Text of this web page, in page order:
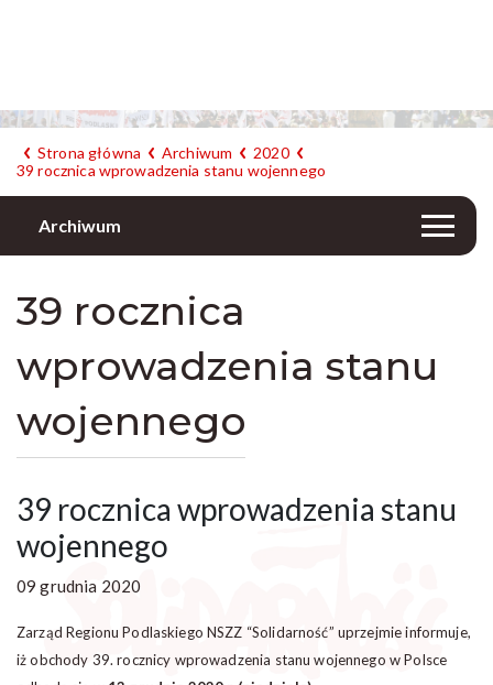
Strona główna Archiwum
2020
39 rocznica wprowadzenia stanu wojennego
Archiwum
39 rocznica
wprowadzenia stanu
wojennego
39 rocznica wprowadzenia stanu
wojennego
09 grudnia 2020
Zarząd Regionu Podlaskiego NSZZ “Solidarność” uprzejmie informuje,
iż obchody 39. rocznicy wprowadzenia stanu wojennego w Polsce